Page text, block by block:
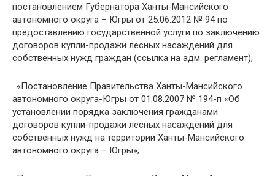
постановлением Губернатора Ханты-Мансийского
автономного округа – Югры от 25.06.2012 № 94 по
предоставлению государственной услуги по заключению
договоров купли-продажи лесных насаждений для
собственных нужд граждан (ссылка на адм. регламент);
· «Постановление Правительства Ханты-Мансийского
автономного округа-Югры от 01.08.2007 № 194-п «Об
установлении порядка заключения гражданами
договоров купли-продажи лесных насаждений для
собственных нужд на территории Ханты-Мансийского
автономного округа – Югры»;